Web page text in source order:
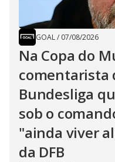
GOAL/ 07/08/2026
Na Copa do
comentarista
Bundesliga
sob o
"ainda viver
da DFB